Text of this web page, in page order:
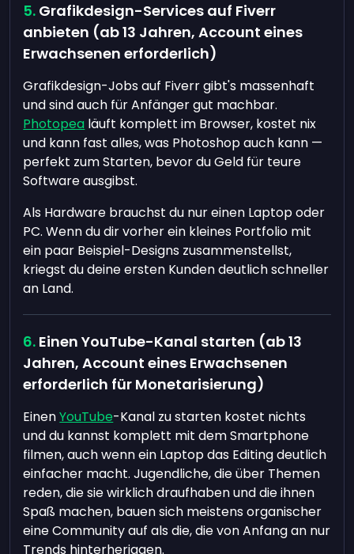
Grafikdesign-Services auf Fiverr
anbieten (ab 13 Jahren, Account eines
Erwachsenen erforderlich)
Grafikdesign-Jobs auf Fiverr gibt's massenhaft
und sind auch für Anfänger gut machbar.
Photopea läuft komplett im Browser, kostet nix
und kann fast alles, was Photoshop auch kann —
perfekt zum Starten, bevor du Geld für teure
Software ausgibst.
Als Hardware brauchst du nur einen Laptop oder
PC. Wenn du dir vorher ein kleines Portfolio mit
ein paar Beispiel-Designs zusammenstellst,
kriegst du deine ersten Kunden deutlich schneller
an Land.
Einen YouTube-Kanal starten (ab 13
Jahren, Account eines Erwachsenen
erforderlich für Monetarisierung)
EinenYouTube-Kanal zu starten kostet nichts
und du kannst komplett mit dem Smartphone
filmen, auch wenn ein Laptop das Editing deutlich
einfacher macht. Jugendliche, die über Themen
reden, die sie wirklich draufhaben und die ihnen
Spaß machen, bauen sich meistens organischer
eine Community auf als die, die von Anfang an nur
Trends hinterherjagen.